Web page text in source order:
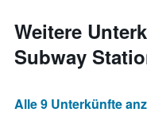
Weitere
Subway
Alle 9 Unterkünfte